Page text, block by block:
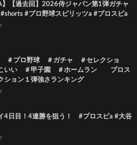
】【過去回】2026侍ジャパン第1弾ガチャ
#プロ野球スピリッツa #プロスピa
＃プロ野球 ＃ガチャ ＃セレクショ
いい ＃甲子園 ＃ホームラン プロス
ション１弾強さランキング
4日目！4連勝を狙う！ #プロスピa #大谷